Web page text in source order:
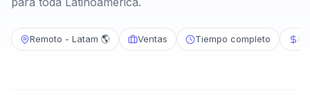
Remoto - Latam 🌎 Ventas Tiempo completo